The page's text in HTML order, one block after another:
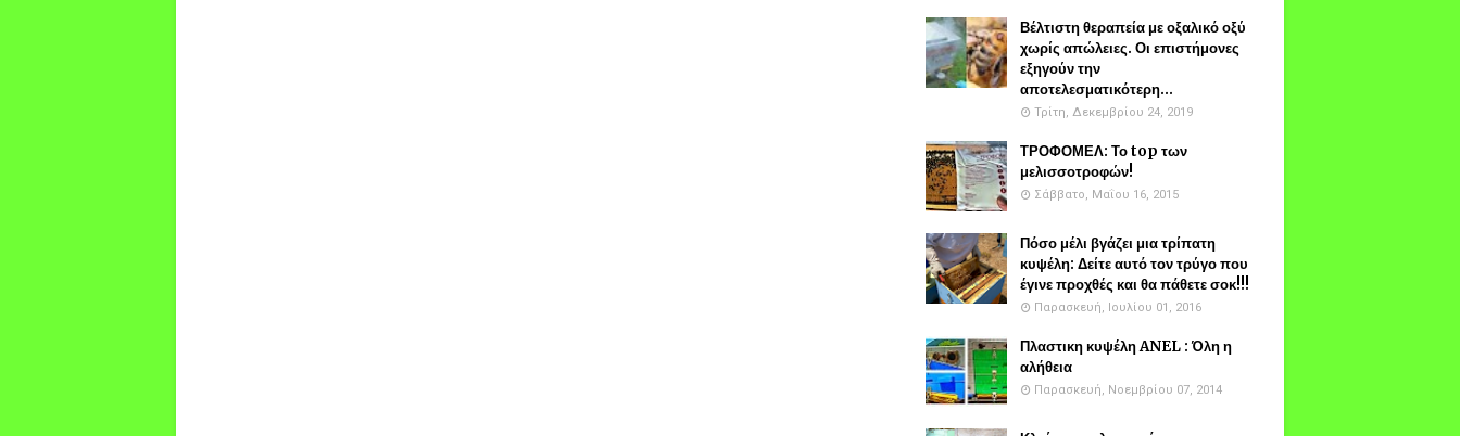
Βέλτιστη θεραπεία με οξαλικό οξύ
χωρίς απώλειες. Οι επιστήμονες
εξηγούν την
αποτελεσματικότερη...
Τρίτη, Δεκεμβρίου 24, 2019
ΤΡΟΦΟΜΕΛ: Το top των
μελισσοτροφών!
Σάββατο, Μαΐου 16, 2015
Πόσο μέλι βγάζει μια τρίπατη
κυψέλη: Δείτε αυτό τον τρύγο που
έγινε προχθές και θα πάθετε σοκ!!!
Παρασκευή, Ιουλίου 01, 2016
Πλαστικη κυψέλη ANEL : Όλη η
αλήθεια
Παρασκευή, Νοεμβρίου 07, 2014